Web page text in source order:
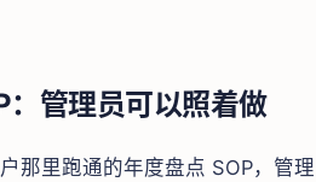
：管理员可以照着做
那里跑通的年度盘点 SOP，管理